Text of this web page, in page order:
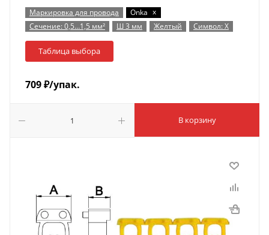
Маркировка для провода Onka x
Сечение: 0,5…1,5 мм²
Ш 3 мм Желтый Символ: X
Таблица выбора
709₽/упак.
В корзину